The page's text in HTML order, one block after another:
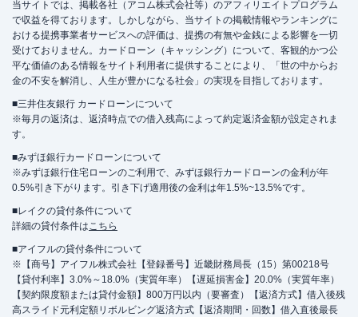
当サイトでは、掲載各社（アコム株式会社等）のアフィリエイトプログラム
で収益を得ております。しかしながら、当サイトの掲載情報やランキングに
おける提携事業者サービスへの評価は、提携の有無や金銭による影響を一切
受けておりません。カードローン（キャッシング）について、客観的かつ公
平な価値のある情報をサイト利用者に提供することにより、「世の中からお
金の不安を解消し、人生が豊かになる社会」の実現を目指しております。
■三井住友銀行 カードローンについて
※毎月の返済は、返済時点での借入残高によって約定返済金額が設定されま
す。
■みずほ銀行カードローンについて
※みずほ銀行住宅ローンのご利用で、みずほ銀行カードローンの金利が年
0.5%引き下がります。引き下げ適用後の金利は年1.5%~13.5%です。
■レイクの貸付条件について
詳細の貸付条件はこちら
■アイフルの貸付条件について
※【商号】アイフル株式会社【登録番号】近畿財務局長（15）第00218号
【貸付利率】3.0%～18.0%（実質年率）【遅延損害金】20.0%（実質年率）
【契約限度額または貸付金額】800万円以内（要審査）【返済方式】借入後残
高スライド元利定額リボルビング返済方式【返済期間・回数】借入直後最長